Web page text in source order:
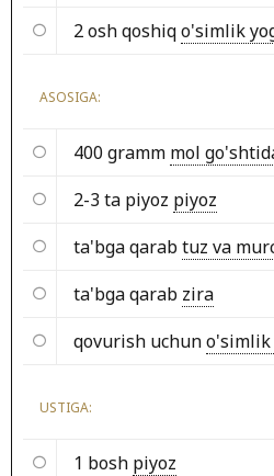
2 osh qoshiqo'simlik
ASOSIGA:
400 gramm mol
2-3 ta piyoz piyoz
ta'bga qarabtuz va
ta'bga qarab zira
qovurish uchuno'simlik
USTIGA:
1 bosh piyoz